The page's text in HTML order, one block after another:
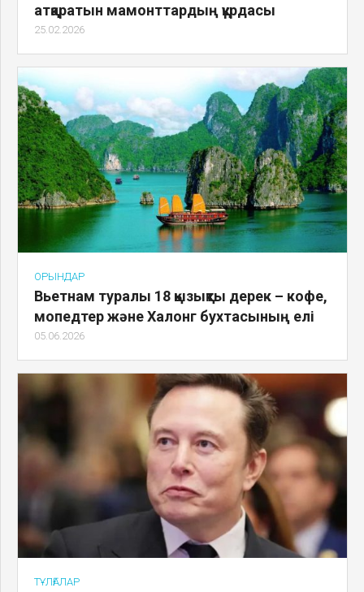
атқаратын мамонттардың құрдасы
25.02.2026
ОРЫНДАР
Вьетнам туралы 18 қызықты дерек – кофе,
мопедтер және Халонг бухтасының елі
05.06.2026
ТҰЛҒАЛАР